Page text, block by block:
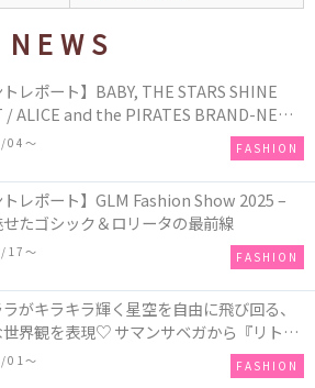
トレポート】BABY, THE STARS SHINE
/ ALICE and the PIRATES BRAND-NEW
in TOKYO
〜 FASHION
トレポート】GLM Fashion Show 2025 –
たゴシック＆ロリータの最前線
〜 FASHION
がキラキラ輝く星空を自由に飛び回る、
界観を表現♡ サマンサベガから『リトル
ーズ』50周年アニバーサリーイヤー』を
〜 FASHION